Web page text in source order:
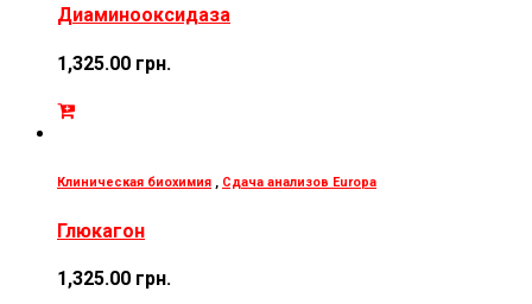
Диаминооксидаза
1,325.00 грн.
Клиническая биохимия , Сдача анализов Europa
Глюкагон
1,325.00 грн.